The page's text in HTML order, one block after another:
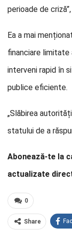
perioade de
Ea a mai
financiare limitate
interveni rapid în
publice eficiente.
„Slăbirea
statului de a
Abonează-te la
actualizate
0
Share